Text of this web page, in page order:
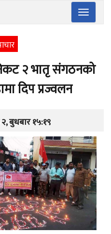
Toggle
२ भातृ संगठनको
दिप प्रज्वलन
बुधबार १५:१९